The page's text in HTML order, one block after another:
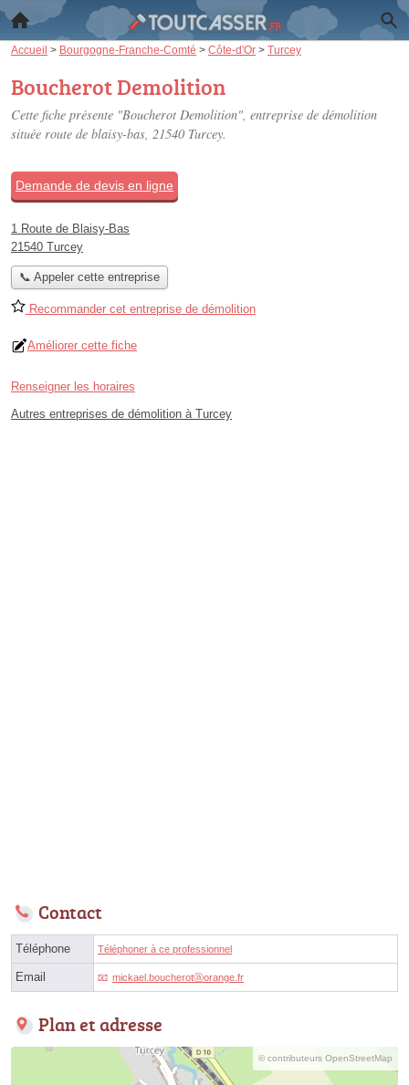
Accueil > Bourgogne-Franche-Comté > Côte-d'Or > Turcey
Boucherot Demolition
Cette fiche présente "Boucherot Demolition", entreprise de démolition
située route de blaisy-bas, 21540 Turcey.
Demande de devis en ligne
1 Route de Blaisy-Bas
21540 Turcey
📞 Appeler cette entreprise
Recommander cet entreprise de démolition
Améliorer cette fiche
Renseigner les horaires
Autres entreprises de démolition à Turcey
Contact
Téléphone Téléphoner à ce professionnel
Email mickael.boucherotⓐorange.fr
Plan et adresse
© contributeurs OpenStreetMap